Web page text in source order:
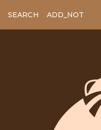
SEARCH ADD_NOTES